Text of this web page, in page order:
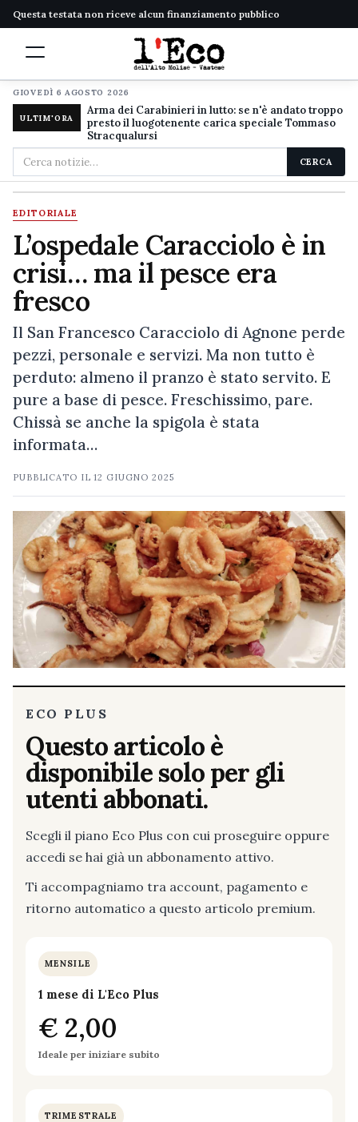
Questa testata non riceve alcun finanziamento pubblico
GIOVEDÌ 6 AGOSTO 2026
ULTIM'ORA
Arma dei Carabinieri in lutto: se n'è andato troppo
presto il luogotenente carica speciale Tommaso
Stracqualursi
Cerca
nel
sito
CERCA
EDITORIALE
L’ospedale Caracciolo è in
crisi… ma il pesce era
fresco
Il San Francesco Caracciolo di Agnone perde
pezzi, personale e servizi. Ma non tutto è
perduto: almeno il pranzo è stato servito. E
pure a base di pesce. Freschissimo, pare.
Chissà se anche la spigola è stata
informata…
PUBBLICATO IL12 GIUGNO 2025
ECO PLUS
Questo articolo è
disponibile solo per gli
utenti abbonati.
Scegli il piano Eco Plus con cui proseguire oppure
accedi se hai già un abbonamento attivo.
Ti accompagniamo tra account, pagamento e
ritorno automatico a questo articolo premium.
MENSILE
1 mese di L'Eco Plus
€ 2,00
Ideale per iniziare subito
TRIMESTRALE